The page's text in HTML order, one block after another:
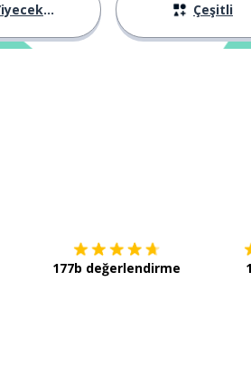
Çeşitli
177b değerlendirme